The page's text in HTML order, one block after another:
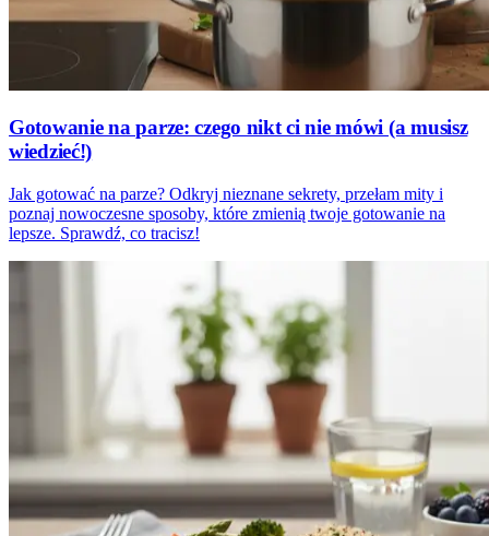
Gotowanie na parze: czego nikt ci nie mówi (a musisz
wiedzieć!)
Jak gotować na parze? Odkryj nieznane sekrety, przełam mity i
poznaj nowoczesne sposoby, które zmienią twoje gotowanie na
lepsze. Sprawdź, co tracisz!